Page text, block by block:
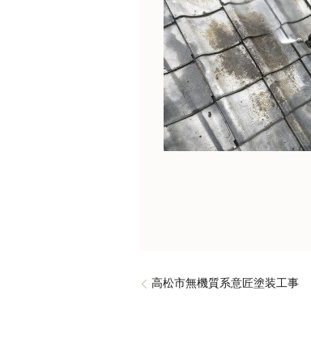
高松市無機質系意匠塗装工事